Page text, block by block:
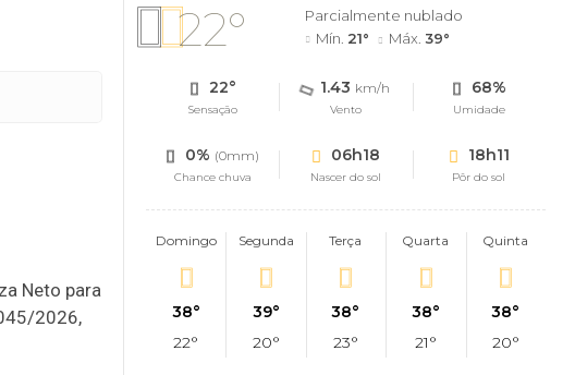
Neto para
2026,
22°
Parcialmente nublado
Mín. 21° Máx. 39°
22°
Sensação
1.43 km/h
Vento
68%
Umidade
0% (0mm)
Chance chuva
06h18
Nascer do sol
18h11
Pôr do sol
Domingo
38°
22°
Segunda
39°
20°
Terça
38°
23°
Quarta
38°
21°
Quinta
38°
20°